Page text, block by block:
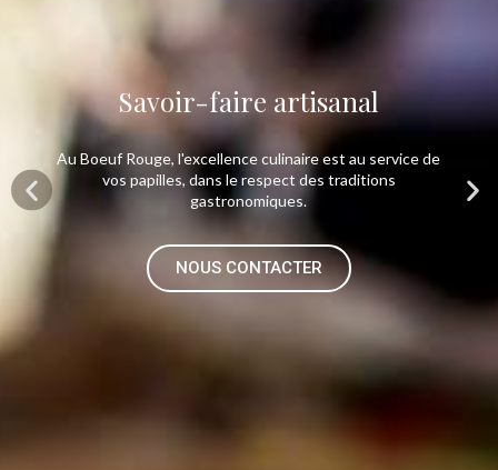
Savoir-faire artisanal
Au Boeuf Rouge, l'excellence culinaire est au service de
vos papilles, dans le respect des traditions
gastronomiques.
NOUS CONTACTER